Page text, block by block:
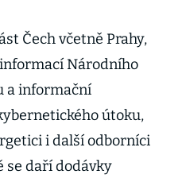
Čech včetně Prahy,
Národního
a informační
útoku,
i další odborníci
se daří dodávky